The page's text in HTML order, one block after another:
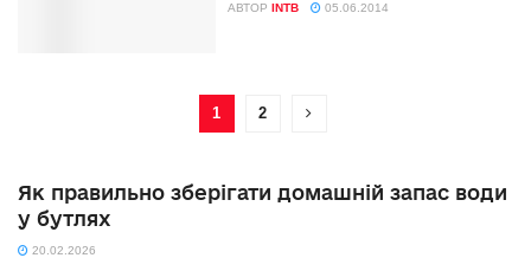
АВТОР INTB 05.06.2014
1 2
Як правильно зберігати домашній запас води
у бутлях
20.02.2026